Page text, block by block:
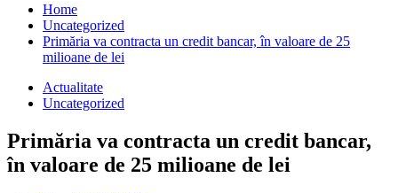
Home
Uncategorized
Primăria va contracta un credit bancar, în valoare de 25
milioane de lei
Actualitate
Uncategorized
Primăria va contracta un credit bancar,
în valoare de 25 milioane de lei